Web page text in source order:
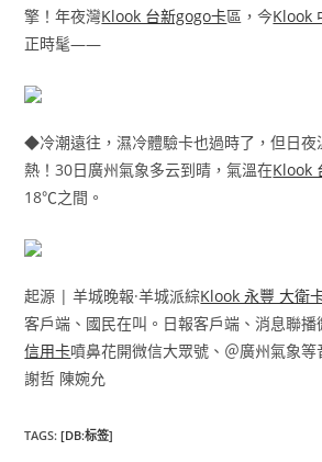
擎！年夜灣Klook 台新gogo卡區，今Klook
正時髦——
◆冷潮遠往，濕冷體驗卡也過時了，但日夜
熱！30日廣州氣象多云到晴，氣溫在Klook
18℃之間。
起源 | 羊城晚報·羊城派綜Klook 永豐 大衛
客戶端、國民在叫。日報客戶端、消息聯
信用卡噴鼻花開微信大眾號、＠廣州氣象
謝哲 陳婉允
TAGS:[DB:标签]